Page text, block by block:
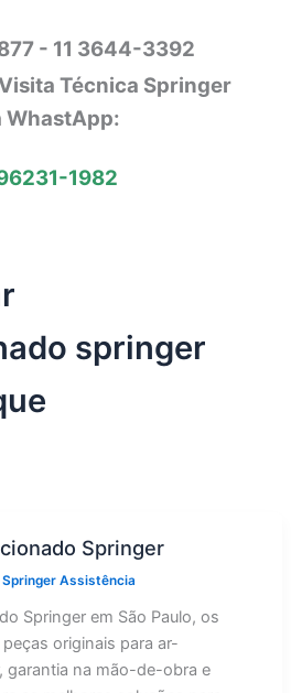
- 11 3644-3392
Técnica Springer
WhastApp:
1982
springer
Springer
Springer Assistência
Springer em São Paulo, os
originais para ar-
garantia na mão-de-obra e